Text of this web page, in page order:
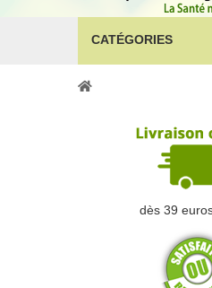
CATÉGORIES
dès 39